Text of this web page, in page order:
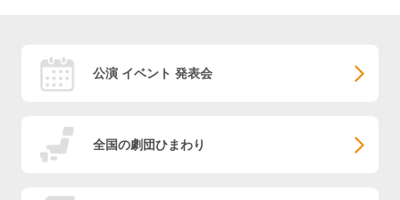
公演 イベント 発表会
全国の劇団ひまわり